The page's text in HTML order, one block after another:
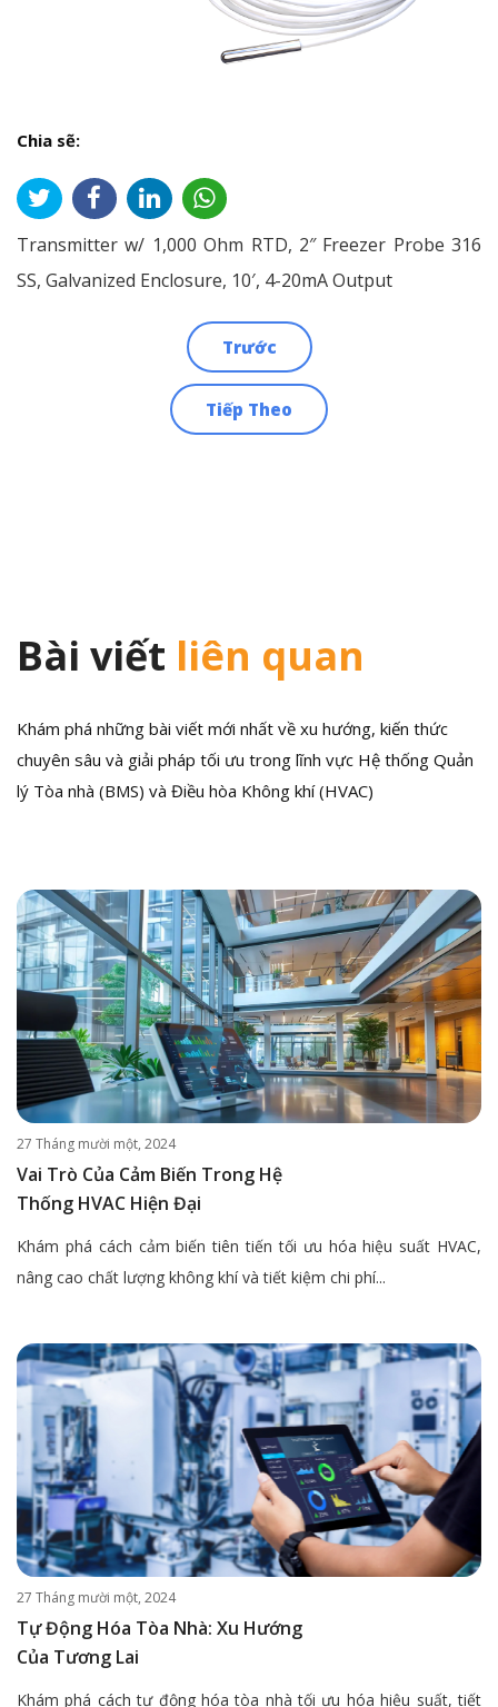
Chia sẽ:
Transmitter w/ 1,000 Ohm RTD, 2″ Freezer Probe 316
SS, Galvanized Enclosure, 10′, 4-20mA Output
Trước
Tiếp Theo
Bài viết liên quan
Khám phá những bài viết mới nhất về xu hướng, kiến thức
chuyên sâu và giải pháp tối ưu trong lĩnh vực Hệ thống Quản
lý Tòa nhà (BMS) và Điều hòa Không khí (HVAC)
27 Tháng mười một, 2024
Vai Trò Của Cảm Biến Trong Hệ
Thống HVAC Hiện Đại
Khám phá cách cảm biến tiên tiến tối ưu hóa hiệu suất HVAC,
nâng cao chất lượng không khí và tiết kiệm chi phí...
27 Tháng mười một, 2024
Tự Động Hóa Tòa Nhà: Xu Hướng
Của Tương Lai
Khám phá cách tự động hóa tòa nhà tối ưu hóa hiệu suất, tiết